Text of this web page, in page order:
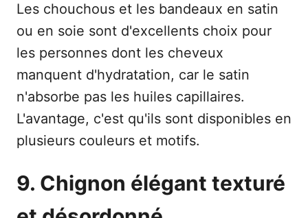
Les chouchous et les bandeaux en satin
ou en soie sont d'excellents choix pour
les personnes dont les cheveux
manquent d'hydratation, car le satin
n'absorbe pas les huiles capillaires.
L'avantage, c'est qu'ils sont disponibles en
plusieurs couleurs et motifs.
9. Chignon élégant texturé